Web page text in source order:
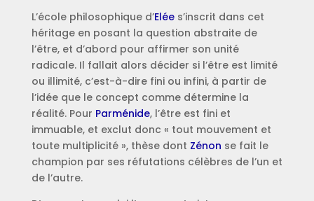
L’école philosophique d’Elées’inscrit dans cet
héritage en posant la question abstraite de
l’être, et d’abord pour affirmer son unité
radicale. Il fallait alors décider si l’être est limité
ou illimité, c’est-à-dire fini ou infini, à partir de
l’idée que le concept comme détermine la
réalité. Pour Parménide, l’être est fini et
immuable, et exclut donc « tout mouvement et
toute multiplicité », thèse dont Zénon se fait le
champion par ses réfutations célèbres de l’un et
de l’autre.